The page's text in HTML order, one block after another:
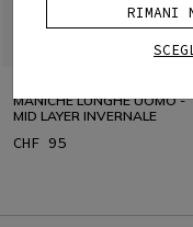
MANICHE LUNGHE UOMO -
MID LAYER INVERNALE
CHF 95
RIMANI